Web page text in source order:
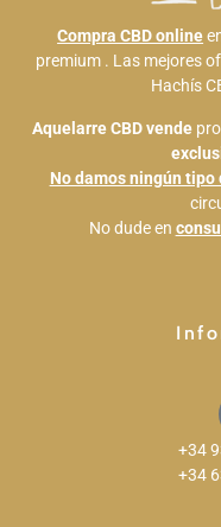
Compra CBD online
premium . Las mejores
Hachís
Aquelarre CBDvende
No damos ningún
No dude en
+34
+34